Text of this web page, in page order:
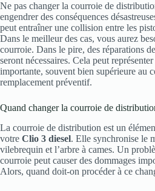
Ne pas changer la courroie de
engendrer des conséquences
peut entraîner une collision entre les
Dans le meilleur des cas, vous aurez
courroie. Dans le pire, des réparations
seront nécessaires. Cela peut
importante, souvent bien supérieure au
remplacement préventif.
Quand changer la courroie de
La courroie de distribution est un
votre Clio 3 diesel. Elle synchronise le
vilebrequin et l’arbre à cames. Un
courroie peut causer des dommages
Alors, quand doit-on procéder à ce